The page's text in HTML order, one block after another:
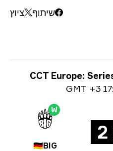
שיתוף ציוץ
CCT Europe:
BIG
🇩🇪